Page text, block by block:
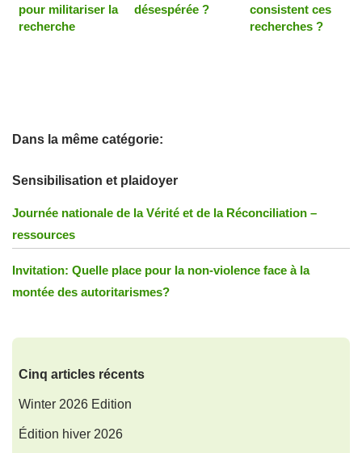
pour militariser la
recherche
désespérée ?
consistent ces
recherches ?
Dans la même catégorie:
Sensibilisation et plaidoyer
Journée nationale de la Vérité et de la Réconciliation –
ressources
Invitation: Quelle place pour la non-violence face à la
montée des autoritarismes?
Cinq articles récents
Winter 2026 Edition
Édition hiver 2026